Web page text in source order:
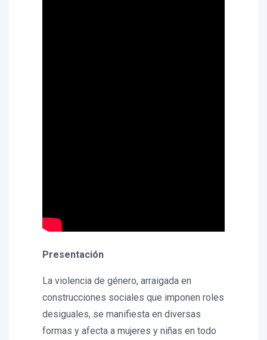
Presentación
La violencia de género, arraigada en
construcciones sociales que imponen roles
desiguales, se manifiesta en diversas
formas y afecta a mujeres y niñas en todo